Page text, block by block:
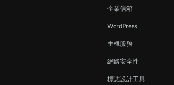
企業信箱
WordPress
主機服務
網路安全性
標誌設計工具